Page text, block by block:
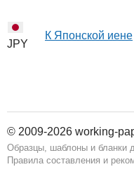
JPY
К Японской иене
© 2009-2026 working-
Образцы, шаблоны и бланки
Правила составления и